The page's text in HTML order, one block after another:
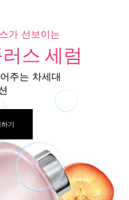
가 선보이는
스 세럼
주는 차세대
기